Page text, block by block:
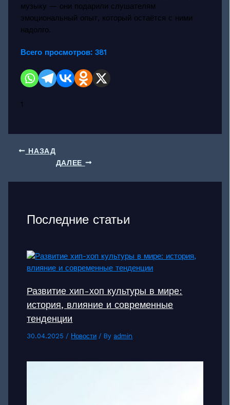
музыку — они подарили слушателям
эмоциональный опыт, который остаётся с ними
надолго.
Всего просмотров: 381
1
НАЗАД
ДАЛЕЕ
Последние статьи
Развитие хип-хоп культуры в мире:
история, влияние и современные
тенденции
30.04.2025 / Новости / By admin